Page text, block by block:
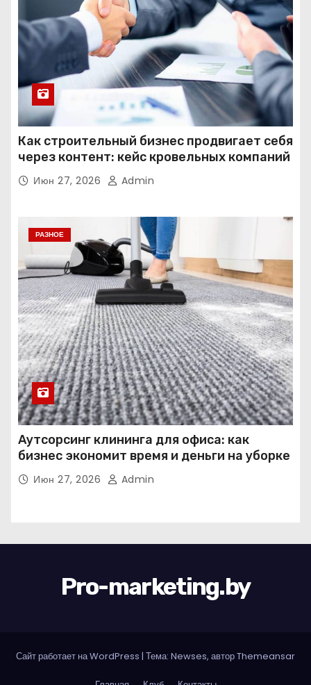
Как строительный бизнес продвигает себя
через контент: кейс кровельных компаний
Июн 27, 2026 Admin
РАЗНОЕ
Аутсорсинг клининга для офиса: как
бизнес экономит время и деньги на уборке
Июн 27, 2026 Admin
Pro-marketing.by
Сайт работает на WordPress | Тема: Newses, авторThemeansar